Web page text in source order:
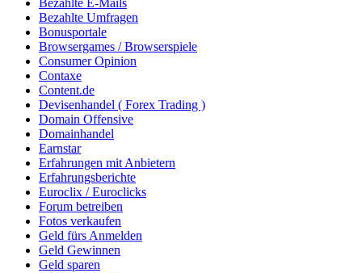
Bezahlte Umfragen
Bonusportale
Browsergames / Browserspiele
Consumer Opinion
Contaxe
Content.de
Devisenhandel ( Forex Trading )
Domain Offensive
Domainhandel
Earnstar
Erfahrungen mit Anbietern
Erfahrungsberichte
Euroclix / Euroclicks
Forum betreiben
Fotos verkaufen
Geld fürs Anmelden
Geld Gewinnen
Geld sparen